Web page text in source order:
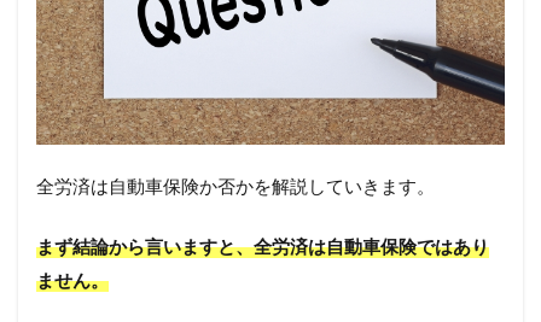
全労済は自動車保険か否かを解説していきます。
まず結論から言いますと、全労済は自動車保険ではあり
ません。